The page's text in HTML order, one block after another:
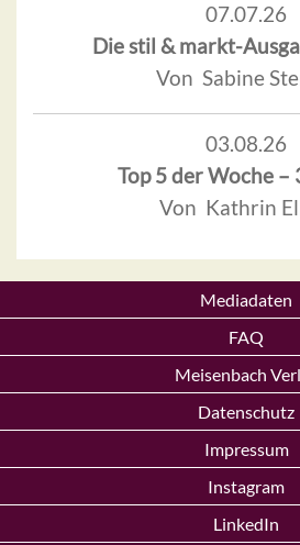
07.07.26
Die stil & markt-
Von Sabine
03.08.26
Top 5 der Woche –
Von Kathrin
Mediadaten
FAQ
Meisenbach
Datenschutz
Impressum
Instagram
LinkedIn